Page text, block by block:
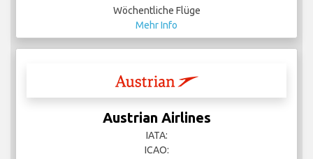
Wöchentliche Flüge
Mehr Info
Austrian Airlines
IATA:
ICAO: